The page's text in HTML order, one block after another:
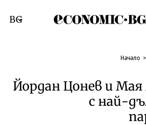
Смяна на език
Начало
Йордан Цонев и
с най-